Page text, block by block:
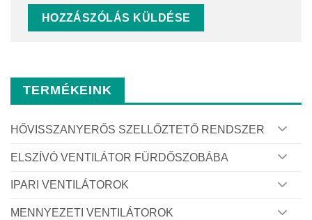
TERMÉKEINK
HŐVISSZANYERŐS SZELLŐZTETŐ RENDSZER
ELSZÍVÓ VENTILÁTOR FÜRDŐSZOBÁBA
IPARI VENTILÁTOROK
MENNYEZETI VENTILÁTOROK